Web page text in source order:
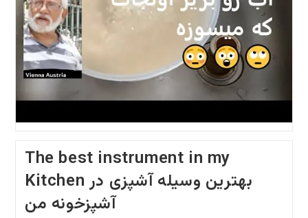
The best instrument in my
Kitchen بهترین وسیله آشپزی در
آشپزخونه من